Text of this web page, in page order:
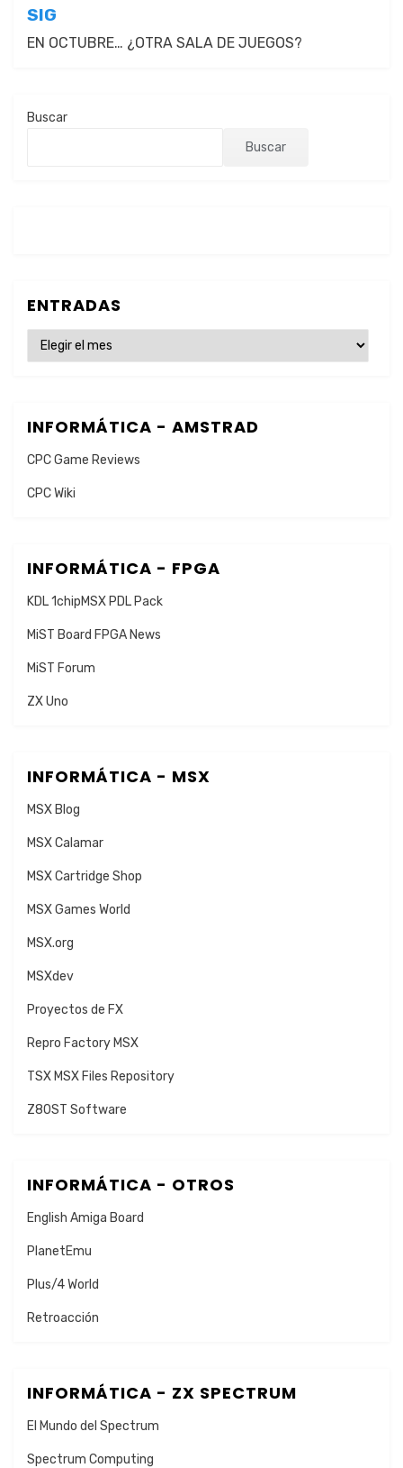
SIG
EN OCTUBRE… ¿OTRA SALA DE JUEGOS?
Buscar
Buscar
ENTRADAS
ENTRADAS
INFORMÁTICA - AMSTRAD
CPC Game Reviews
CPC Wiki
INFORMÁTICA - FPGA
KDL 1chipMSX PDL Pack
MiST Board FPGA News
MiST Forum
ZX Uno
INFORMÁTICA - MSX
MSX Blog
MSX Calamar
MSX Cartridge Shop
MSX Games World
MSX.org
MSXdev
Proyectos de FX
Repro Factory MSX
TSX MSX Files Repository
Z80ST Software
INFORMÁTICA - OTROS
English Amiga Board
PlanetEmu
Plus/4 World
Retroacción
INFORMÁTICA - ZX SPECTRUM
El Mundo del Spectrum
Spectrum Computing